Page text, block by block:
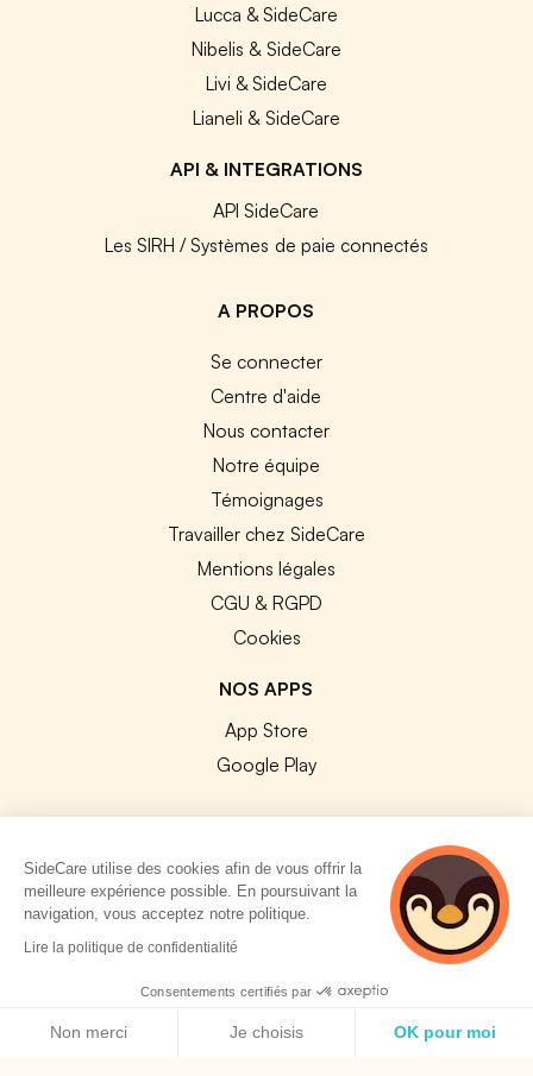
Lucca & SideCare
Nibelis & SideCare
Livi & SideCare
Lianeli & SideCare
API & INTEGRATIONS
API SideCare
Les SIRH / Systèmes de paie connectés
A PROPOS
Se connecter
Centre d'aide
Nous contacter
Notre équipe
Témoignages
Travailler chez SideCare
Mentions légales
CGU & RGPD
Cookies
NOS APPS
App Store
Google Play
© 2026 SideCare. Tous droits réservés.
SideCare utilise des cookies afin de vous offrir la
meilleure expérience possible. En poursuivant la
navigation, vous acceptez notre politique.
Lire la politique de confidentialité
Consentements certifiés par
Non merci Je choisis OK pour moi
3 personnes
consultent
actuellement cette